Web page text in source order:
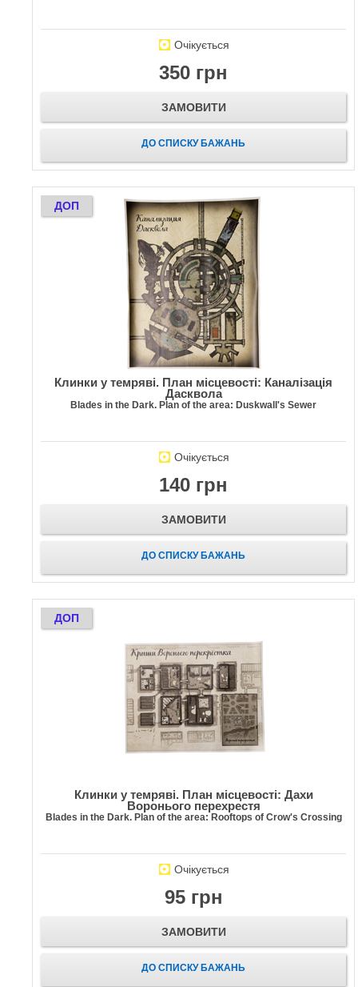
Очікується
350 грн
ЗАМОВИТИ
ДО СПИСКУ БАЖАНЬ
ДОП
Клинки у темряві. План місцевості: Каналізація
Дасквола
Blades in the Dark. Plan of the area: Duskwall's Sewer
Очікується
140 грн
ЗАМОВИТИ
ДО СПИСКУ БАЖАНЬ
ДОП
Клинки у темряві. План місцевості: Дахи
Воронього перехрестя
Blades in the Dark. Plan of the area: Rooftops of Crow's Crossing
Очікується
95 грн
ЗАМОВИТИ
ДО СПИСКУ БАЖАНЬ